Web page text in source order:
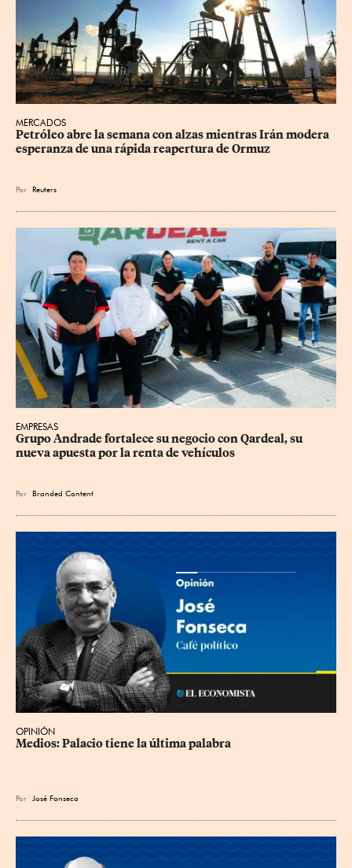
MERCADOS
Petróleo abre la semana con alzas mientras Irán modera
esperanza de una rápida reapertura de Ormuz
Por Reuters
EMPRESAS
Grupo Andrade fortalece su negocio con Qardeal, su
nueva apuesta por la renta de vehículos
Por Branded Content
OPINIÓN
Medios: Palacio tiene la última palabra
Por José Fonseca